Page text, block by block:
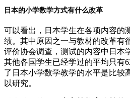
日本的小学数学方式有什么改革
可以看出，日本学生在各项内容的
绩。其中原因之一与教材的改革有
评价协会调查，测试的内容中日本
其他各国学生已经学过的平均只有
了日本小学数学教学的水平是比较
以研究。